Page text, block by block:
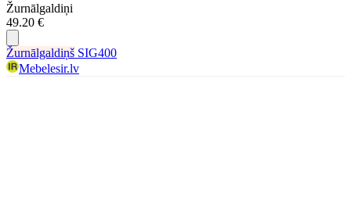
Žurnālgaldiņi
49.20 €
Žurnālgaldiņš SIG400
Mebelesir.lv